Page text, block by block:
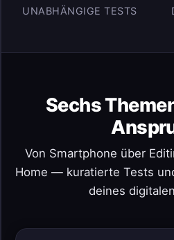
UNABHÄNGIGE TESTS
Sechs
Von Smartphone über
Home — kuratierte Tests
deines